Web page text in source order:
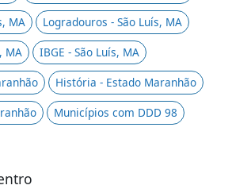
MA
Logradouros - São Luís, MA
MA
IBGE - São Luís, MA
História - Estado Maranhão
Municípios com DDD 98